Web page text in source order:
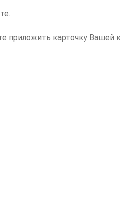
приложить карточку Вашей